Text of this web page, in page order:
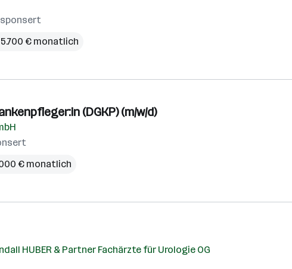
5.700 € monatlich
(DGKP) (m/w/d)
€ monatlich
HUBER & Partner Fachärzte für Urologie OG